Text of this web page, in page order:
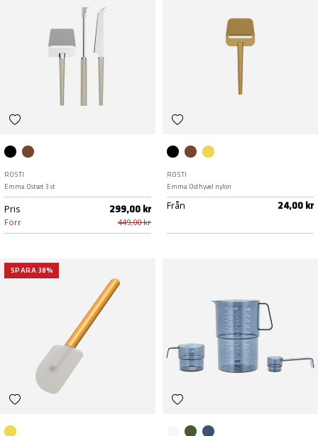
ROSTI
Emma Ostset 3 st
Pris 299,00 kr
Förr 449,00 kr
ROSTI
Emma Osthyvel nylon
Från 24,00 kr
SPARA 38%